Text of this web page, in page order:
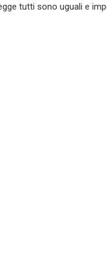
tutti sono uguali e